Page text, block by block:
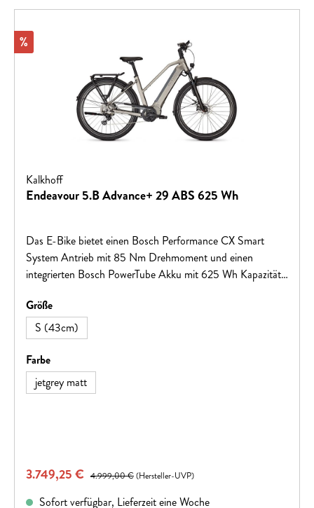
Rabatt
%
Kalkhoff
Endeavour 5.B Advance+ 29 ABS 625 Wh
Das E-Bike bietet einen Bosch Performance CX Smart
System Antrieb mit 85 Nm Drehmoment und einen
integrierten Bosch PowerTube Akku mit 625 Wh Kapazität.
beeindruckende 170 kg zulässiges Gesamtgewicht.
Größeauswählen
S (43cm)
Farbeauswählen
jetgrey matt
Verkaufspreis:
3.749,25 € Regulärer Preis:
4.999,00 €(Hersteller-UVP)
Sofort verfügbar, Lieferzeit eine Woche